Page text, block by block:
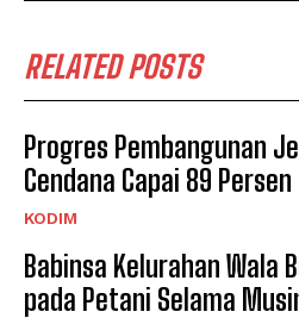
RELATED POSTS
Progres Pembangunan
Cendana Capai 89 Persen
KODIM
Babinsa Kelurahan Wala
pada Petani Selama